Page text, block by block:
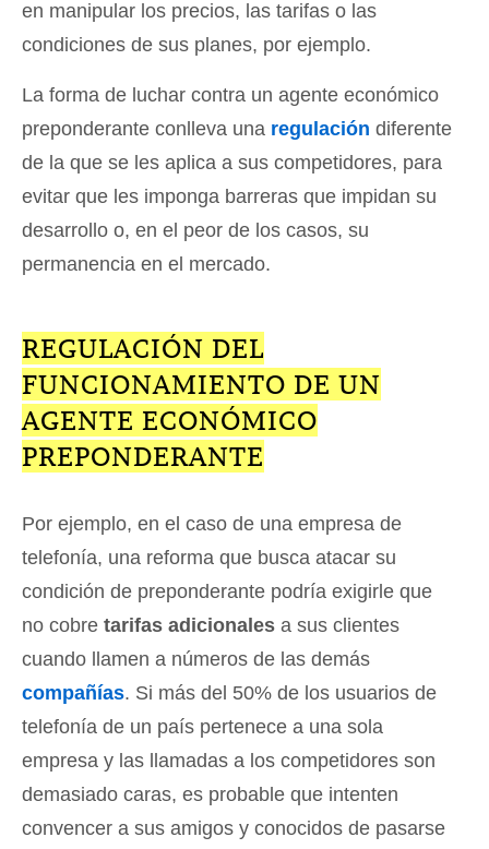
en manipular los precios, las tarifas o las
condiciones de sus planes, por ejemplo.
La forma de luchar contra un agente económico
preponderante conlleva una regulación diferente
de la que se les aplica a sus competidores, para
evitar que les imponga barreras que impidan su
desarrollo o, en el peor de los casos, su
permanencia en el mercado.
REGULACIÓN DEL
FUNCIONAMIENTO DE UN
AGENTE ECONÓMICO
PREPONDERANTE
Por ejemplo, en el caso de una empresa de
telefonía, una reforma que busca atacar su
condición de preponderante podría exigirle que
no cobre tarifas adicionales a sus clientes
cuando llamen a números de las demás
compañías. Si más del 50% de los usuarios de
telefonía de un país pertenece a una sola
empresa y las llamadas a los competidores son
demasiado caras, es probable que intenten
convencer a sus amigos y conocidos de pasarse